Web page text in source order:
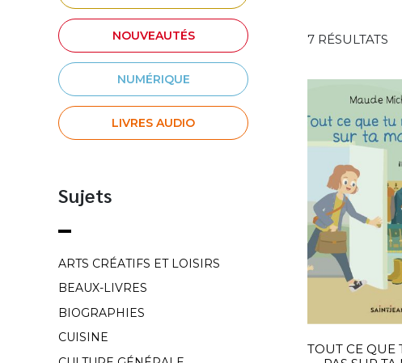
NOUVEAUTÉS
NUMÉRIQUE
LIVRES AUDIO
Sujets
ARTS CRÉATIFS ET LOISIRS
BEAUX-LIVRES
BIOGRAPHIES
CUISINE
7 RÉSULTATS
TOUT CE QUE